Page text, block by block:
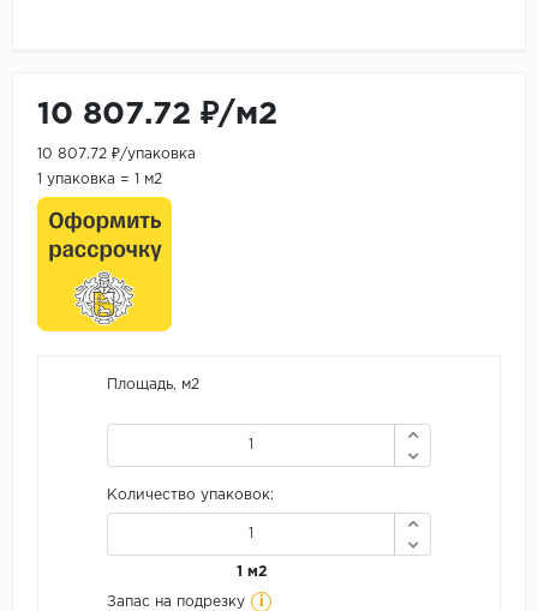
10 807.72 ₽/м2
10 807.72 ₽/упаковка
1 упаковка = 1 м2
Площадь, м2
Количество упаковок:
1 м2
Запас на подрезку i